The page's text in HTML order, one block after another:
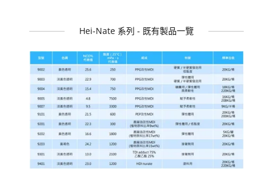
Hei-Nate 系列 - 既有製品一覽